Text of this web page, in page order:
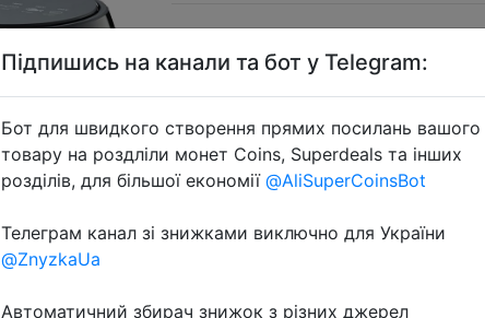
Підпишись на канали та бот у Telegram:
Бот для швидкого створення прямих посилань вашого
товару на роздліли монет Coins, Superdeals та інших
розділів, для більшої економії @AliSuperCoinsBot
Телеграм канал зі знижками виключно для України
@ZnyzkaUa
Автоматичний збирач знижок з різних джерел